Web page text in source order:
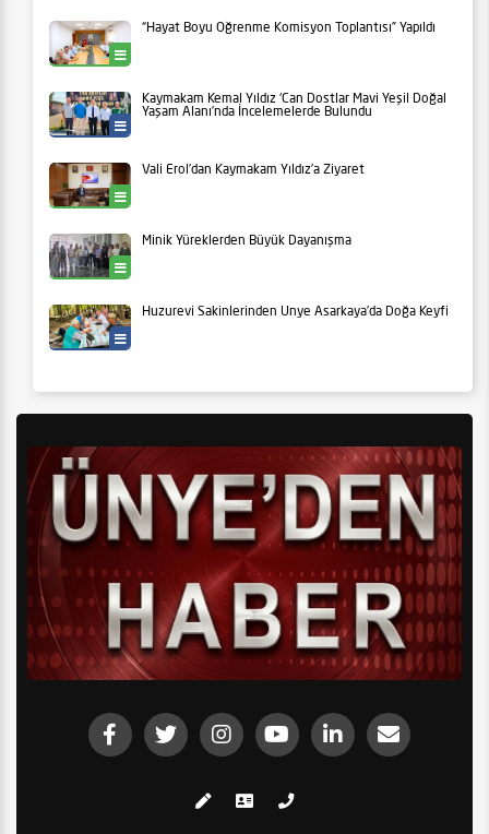
“Hayat Boyu Öğrenme Komisyon Toplantısı” Yapıldı
Kaymakam Kemal Yıldız ‘Can Dostlar Mavi Yeşil Doğal
Yaşam Alanı’nda İncelemelerde Bulundu
Vali Erol’dan Kaymakam Yıldız’a Ziyaret
Minik Yüreklerden Büyük Dayanışma
Huzurevi Sakinlerinden Ünye Asarkaya’da Doğa Keyfi